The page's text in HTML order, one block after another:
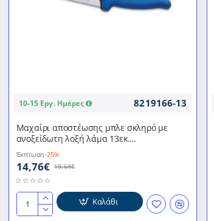
10-15 Εργ. Ημέρες 8219166-13
Μαχαίρι αποστέωσης μπλε σκληρό με
ανοξείδωτη λοξή λάμα 13εκ.
επαγγελματικό ExpertGrip 2K DICK
Έκπτωση-25%
14,76€ 19,68€
Μαχαίρι
Καλάθι